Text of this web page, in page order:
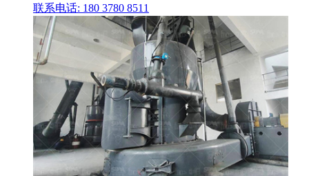
联系电话: 180 3780 8511